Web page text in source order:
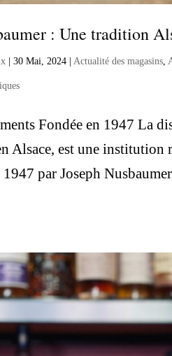
: Une tradition
|30 Mai, 2024 |Actualité des magasins,
Fondée en 1947 La
Alsace, est une institution
par Joseph